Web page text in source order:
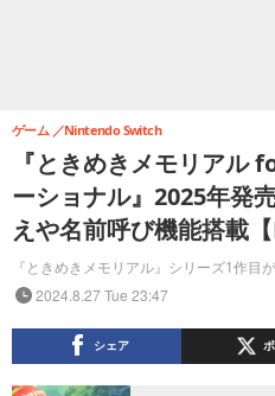
『ときめきメモリア
ーショナル』2025年発
えや名前呼び機能搭載
『ときめきメモリアル』シリーズ1作目
ゲーム Nintendo Switch
2024.8.27 Tue 23:47
シェア